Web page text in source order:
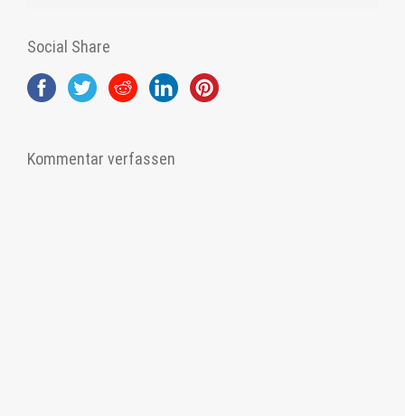
Social Share
Kommentar verfassen